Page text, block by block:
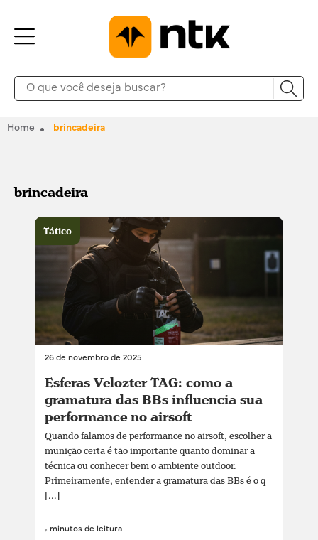
Home brincadeira
brincadeira
26 de novembro de 2025
Esferas Velozter TAG: como a
gramatura das BBs influencia sua
performance no airsoft
Quando falamos de performance no airsoft, escolher a
munição certa é tão importante quanto dominar a
técnica ou conhecer bem o ambiente outdoor.
Primeiramente, entender a gramatura das BBs é o q
[...]
4 minutos de leitura
Tático